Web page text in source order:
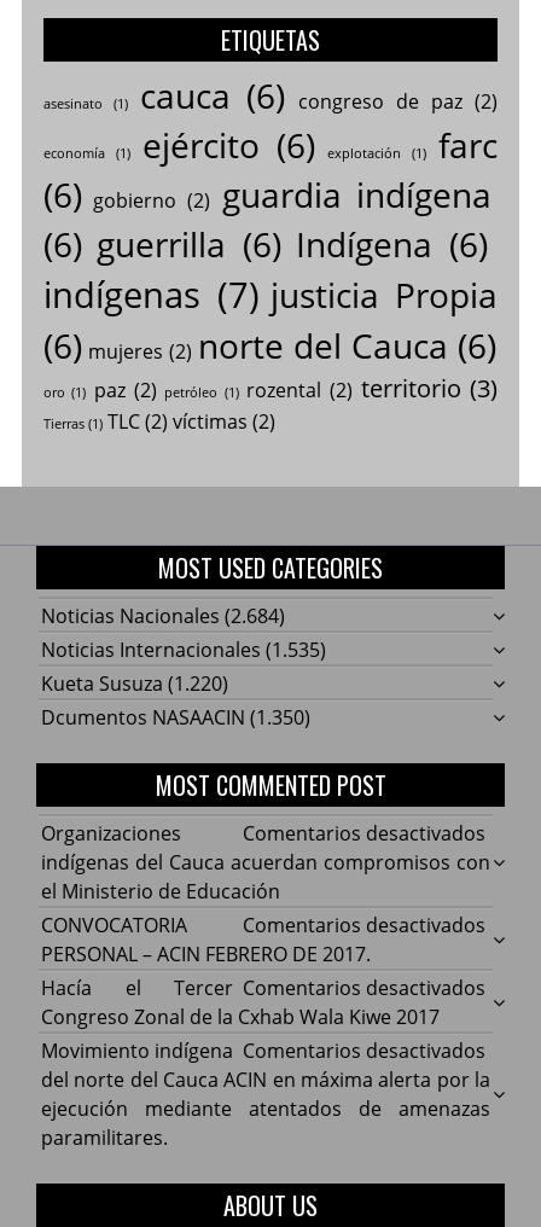
ETIQUETAS
asesinato (1) cauca (6) congreso de paz(2)
economía(1) ejército (6) explotación (1)
farc
(6) gobierno (2) guardia indígena
(6) guerrilla (6) Indígena (6)
indígenas (7) justicia Propia
(6) mujeres (2) norte del Cauca (6)
oro (1) paz (2) petróleo (1) rozental (2) territorio (3)
Tierras(1) TLC(2) víctimas (2)
MOST USED CATEGORIES
Noticias Nacionales (2.684)
Noticias Internacionales (1.535)
Kueta Susuza (1.220)
Dcumentos NASAACIN (1.350)
MOST COMMENTED POST
Comentarios desactivados
Cauca
con
de
Organizaciones
indígenas del Cauca acuerdan compromisos con
el Ministerio de Educación
Comentarios desactivados
ACIN
DE
CONVOCATORIA
PERSONAL – ACIN FEBRERO DE 2017.
Comentarios desactivados
Hacía
la
Hacía el Tercer
Congreso Zonal de la Cxhab Wala Kiwe 2017
Comentarios desactivados
Movimiento indígena
del norte del Cauca ACIN en máxima alerta por la
ejecución mediante atentados de amenazas
paramilitares.
ABOUT US